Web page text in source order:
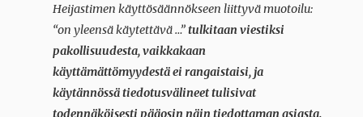
Heijastimen käyttösäännökseen liittyvä muotoilu:
“on yleensä käytettävä …”tulkitaan viestiksi
pakollisuudesta, vaikkakaan
käyttämättömyydestä ei rangaistaisi, ja
käytännössä tiedotusvälineet tulisivat
todennäköisesti pääosin näin tiedottaman asiasta.